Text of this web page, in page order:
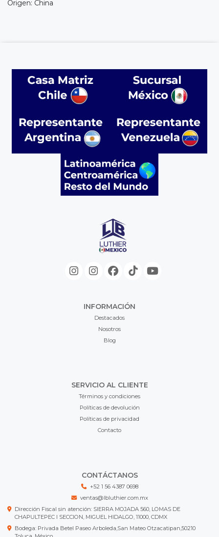
Origen: China
INFORMACIÓN
Destacados
Nosotros
Blog
SERVICIO AL CLIENTE
Términos y condiciones
Políticas de devolución
Políticas de privacidad
Contacto
CONTÁCTANOS
+52 1 56 4387 0698
ventas@lbluthier.com.mx
Dirección Fiscal sin atención: SIERRA MOJADA 560, LOMAS DE
CHAPULTEPEC I SECCION, MIGUEL HIDALGO, 11000, CDMX
Bodega: Privada Betel Paseo Arboleda,San Mateo Otzacatipan,50210